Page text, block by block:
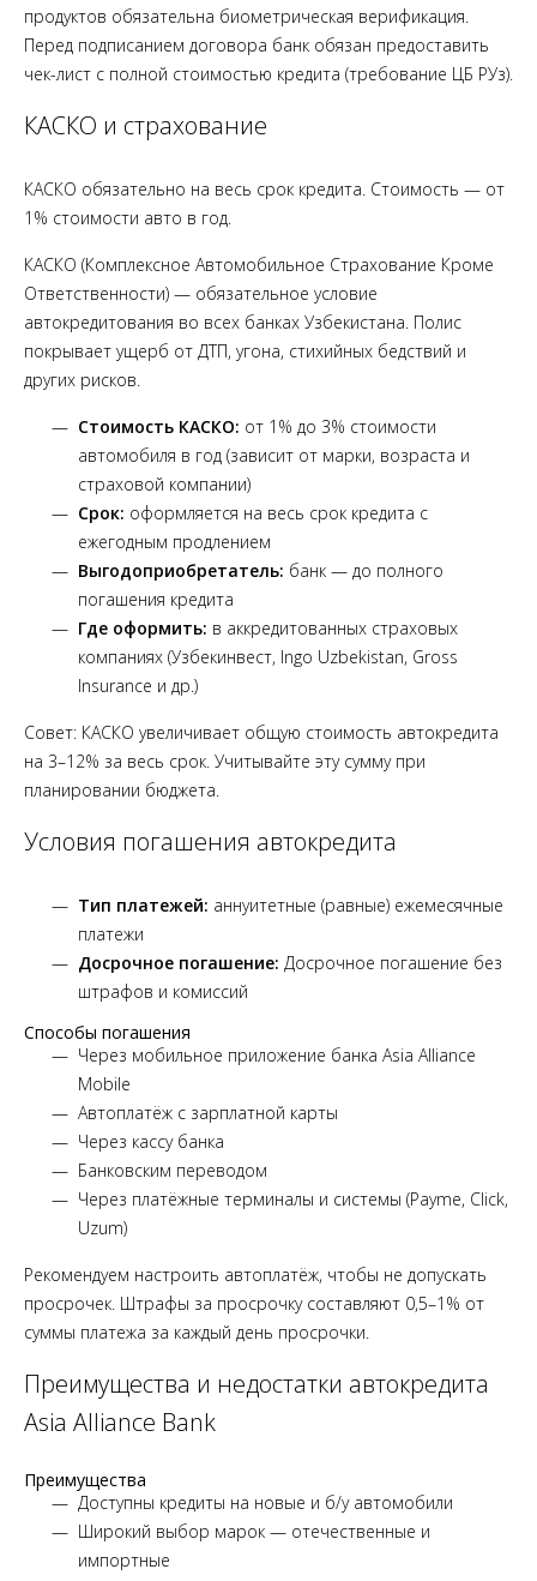
продуктов обязательна биометрическая верификация.
Перед подписанием договора банк обязан предоставить
чек-лист с полной стоимостью кредита (требование ЦБ РУз).
КАСКО и страхование
КАСКО обязательно на весь срок кредита. Стоимость — от
1% стоимости авто в год.
КАСКО (Комплексное Автомобильное Страхование Кроме
Ответственности) — обязательное условие
автокредитования во всех банках Узбекистана. Полис
покрывает ущерб от ДТП, угона, стихийных бедствий и
других рисков.
Стоимость КАСКО: от 1% до 3% стоимости
автомобиля в год (зависит от марки, возраста и
страховой компании)
Срок: оформляется на весь срок кредита с
ежегодным продлением
Выгодоприобретатель: банк — до полного
погашения кредита
Где оформить: в аккредитованных страховых
компаниях (Узбекинвест, Ingo Uzbekistan, Gross
Insurance и др.)
Совет: КАСКО увеличивает общую стоимость автокредита
на 3–12% за весь срок. Учитывайте эту сумму при
планировании бюджета.
Условия погашения автокредита
Тип платежей: аннуитетные (равные) ежемесячные
платежи
Досрочное погашение: Досрочное погашение без
штрафов и комиссий
Способы погашения
Через мобильное приложение банка Asia Alliance
Mobile
Автоплатёж с зарплатной карты
Через кассу банка
Банковским переводом
Через платёжные терминалы и системы (Payme, Click,
Uzum)
Рекомендуем настроить автоплатёж, чтобы не допускать
просрочек. Штрафы за просрочку составляют 0,5–1% от
суммы платежа за каждый день просрочки.
Преимущества и недостатки автокредита
Asia Alliance Bank
Преимущества
Доступны кредиты на новые и б/у автомобили
Широкий выбор марок — отечественные и
импортные